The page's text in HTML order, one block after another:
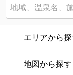
エリアから
地図から探す